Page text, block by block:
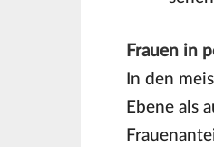
Frauen in
In den
Ebene als